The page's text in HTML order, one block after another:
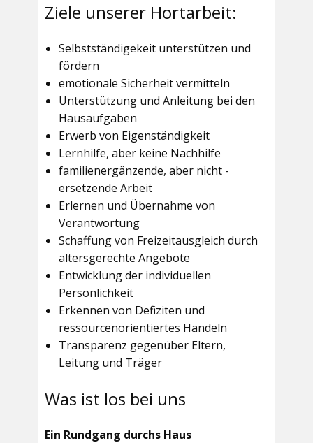
Ziele unserer Hortarbeit:
Selbstständigekeit unterstützen und
fördern
emotionale Sicherheit vermitteln
Unterstützung und Anleitung bei den
Hausaufgaben
Erwerb von Eigenständigkeit
Lernhilfe, aber keine Nachhilfe
familienergänzende, aber nicht -
ersetzende Arbeit
Erlernen und Übernahme von
Verantwortung
Schaffung von Freizeitausgleich durch
altersgerechte Angebote
Entwicklung der individuellen
Persönlichkeit
Erkennen von Defiziten und
ressourcenorientiertes Handeln
Transparenz gegenüber Eltern,
Leitung und Träger
Was ist los bei uns
Ein Rundgang durchs Haus